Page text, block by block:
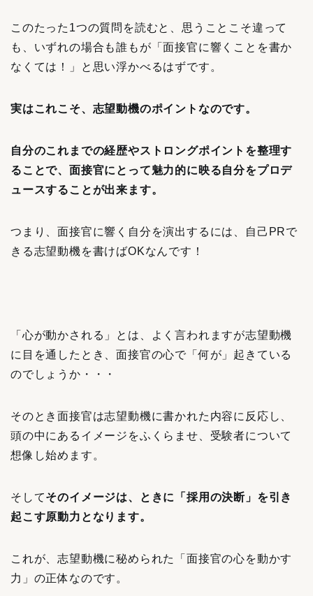
このたった1つの質問を読むと、思うことこそ違って
も、いずれの場合も誰もが「面接官に響くことを書か
なくては！」と思い浮かべるはずです。
実はこれこそ、志望動機のポイントなのです。
自分のこれまでの経歴やストロングポイントを整理す
ることで、面接官にとって魅力的に映る自分をプロデ
ュースすることが出来ます。
つまり、面接官に響く自分を演出するには、自己PRで
きる志望動機を書けばOKなんです！
「心が動かされる」とは、よく言われますが志望動機
に目を通したとき、面接官の心で「何が」起きている
のでしょうか・・・
そのとき面接官は志望動機に書かれた内容に反応し、
頭の中にあるイメージをふくらませ、受験者について
想像し始めます。
そしてそのイメージは、ときに「採用の決断」を引き
起こす原動力となります。
これが、志望動機に秘められた「面接官の心を動かす
力」の正体なのです。